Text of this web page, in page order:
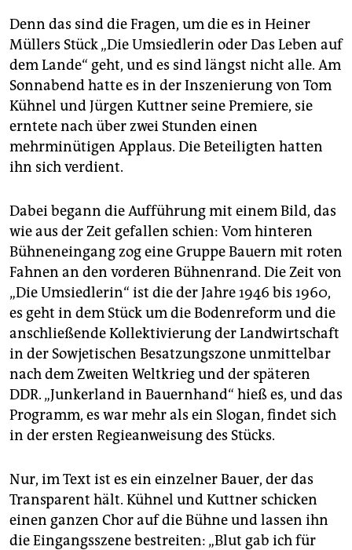
Denn das sind die Fragen, um die es in Heiner
Müllers Stück „Die Umsiedlerin oder Das Leben auf
dem Lande“ geht, und es sind längst nicht alle. Am
Sonnabend hatte es in der Inszenierung von Tom
Kühnel und Jürgen Kuttner seine Premiere, sie
erntete nach über zwei Stunden einen
mehrminütigen Applaus. Die Beteiligten hatten
ihn sich verdient.
Dabei begann die Aufführung mit einem Bild, das
wie aus der Zeit gefallen schien: Vom hinteren
Bühneneingang zog eine Gruppe Bauern mit roten
Fahnen an den vorderen Bühnenrand. Die Zeit von
„Die Umsiedlerin“ ist die der Jahre 1946 bis 1960,
es geht in dem Stück um die Bodenreform und die
anschließende Kollektivierung der Landwirtschaft
in der Sowjetischen Besatzungszone unmittelbar
nach dem Zweiten Weltkrieg und der späteren
DDR. „Junkerland in Bauernhand“ hieß es, und das
Programm, es war mehr als ein Slogan, findet sich
in der ersten Regieanweisung des Stücks.
Nur, im Text ist es ein einzelner Bauer, der das
Transparent hält. Kühnel und Kuttner schicken
einen ganzen Chor auf die Bühne und lassen ihn
die Eingangsszene bestreiten: „Blut gab ich für